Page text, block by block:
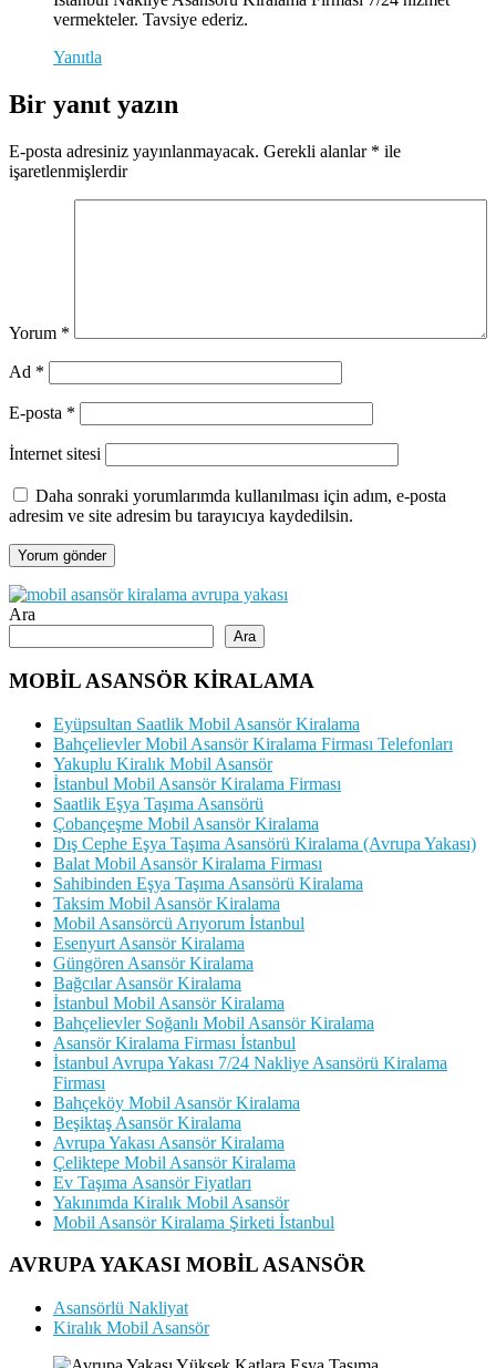
vermekteler. Tavsiye ederiz.
Yanıtla
Bir yanıt yazın
E-posta adresiniz yayınlanmayacak. Gerekli alanlar * ile
işaretlenmişlerdir
Yorum *
Ad *
E-posta *
İnternet sitesi
Daha sonraki yorumlarımda kullanılması için adım, e-posta
adresim ve site adresim bu tarayıcıya kaydedilsin.
Ara
Ara
MOBİL ASANSÖR KİRALAMA
Eyüpsultan Saatlik Mobil Asansör Kiralama
Bahçelievler Mobil Asansör Kiralama Firması Telefonları
Yakuplu Kiralık Mobil Asansör
İstanbul Mobil Asansör Kiralama Firması
Saatlik Eşya Taşıma Asansörü
Çobançeşme Mobil Asansör Kiralama
Dış Cephe Eşya Taşıma Asansörü Kiralama (Avrupa Yakası)
Balat Mobil Asansör Kiralama Firması
Sahibinden Eşya Taşıma Asansörü Kiralama
Taksim Mobil Asansör Kiralama
Mobil Asansörcü Arıyorum İstanbul
Esenyurt Asansör Kiralama
Güngören Asansör Kiralama
Bağcılar Asansör Kiralama
İstanbul Mobil Asansör Kiralama
Bahçelievler Soğanlı Mobil Asansör Kiralama
Asansör Kiralama Firması İstanbul
İstanbul Avrupa Yakası 7/24 Nakliye Asansörü Kiralama
Firması
Bahçeköy Mobil Asansör Kiralama
Beşiktaş Asansör Kiralama
Avrupa Yakası Asansör Kiralama
Çeliktepe Mobil Asansör Kiralama
Ev Taşıma Asansör Fiyatları
Yakınımda Kiralık Mobil Asansör
Mobil Asansör Kiralama Şirketi İstanbul
AVRUPA YAKASI MOBİL ASANSÖR
Asansörlü Nakliyat
Kiralık Mobil Asansör